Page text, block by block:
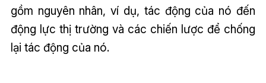
gồm nguyên nhân, ví dụ, tác động của nó đến
động lực thị trường và các chiến lược để chống
lại tác động của nó.